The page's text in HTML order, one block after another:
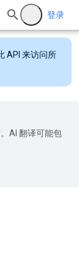
登录
API 来访问所
AI 翻译可能包